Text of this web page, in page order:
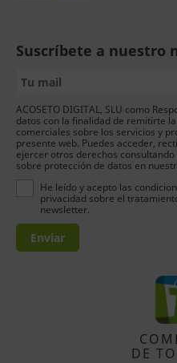
Suscríbete a nuestro
ACOSETO DIGITAL, SLU como
datos con la finalidad de remitirte
comerciales sobre los servicios y
presente web. Puedes acceder,
ejercer otros derechos
sobre protección de datos en
He leído y acepto las
privacidad sobre el
newsletter.
Enviar
DE